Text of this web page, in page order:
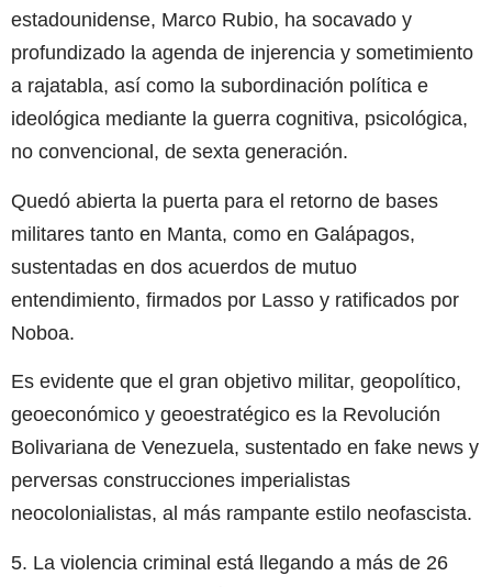
estadounidense, Marco Rubio, ha socavado y
profundizado la agenda de injerencia y sometimiento
a rajatabla, así como la subordinación política e
ideológica mediante la guerra cognitiva, psicológica,
no convencional, de sexta generación.
Quedó abierta la puerta para el retorno de bases
militares tanto en Manta, como en Galápagos,
sustentadas en dos acuerdos de mutuo
entendimiento, firmados por Lasso y ratificados por
Noboa.
Es evidente que el gran objetivo militar, geopolítico,
geoeconómico y geoestratégico es la Revolución
Bolivariana de Venezuela, sustentado en fake news y
perversas construcciones imperialistas
neocolonialistas, al más rampante estilo neofascista.
5. La violencia criminal está llegando a más de 26